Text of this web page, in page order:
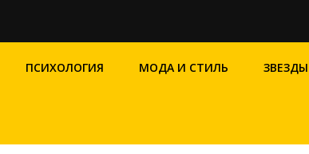
ПСИХОЛОГИЯ МОДА И СТИЛЬ ЗВЕЗДЫ